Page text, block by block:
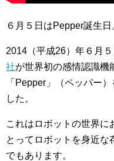
６月５日はPepper誕生日
2014（平成26）年６月５
社が世界初の感情認識機
「Pepper」（ペッパー
した。
これはロボットの世界に
とってロボットを身近な
でもあります。